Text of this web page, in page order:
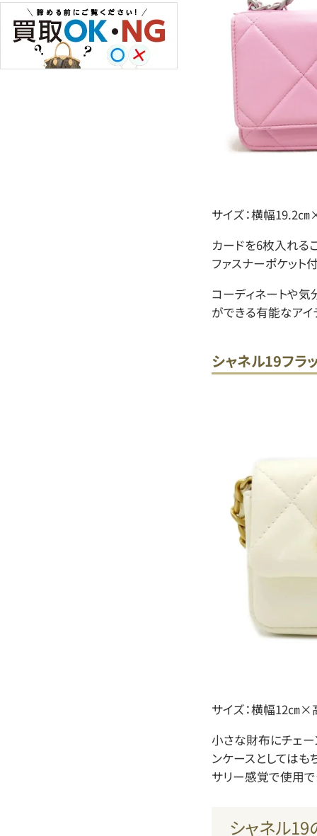
サイズ：横幅19.2
カードを6枚入れる
ファスナーポケット
コーディネートや
ができる有能なアイ
シャネル19フラ
サイズ：横幅12㎝
小さな財布にチェー
ンケースとしてはも
サリー感覚で使用
シャネル